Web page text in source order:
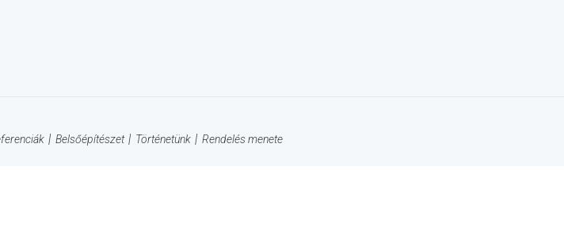
Belsőépítészet Történetünk Rendelés menete